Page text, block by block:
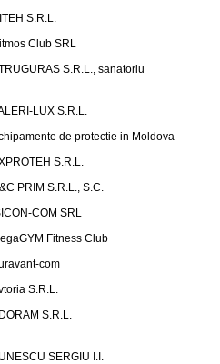
S.R.L.
Club SRL
S.R.L., sanatoriu
LUX S.R.L.
de protectie in Moldova
S.R.L.
PRIM S.R.L., S.C.
COM SRL
Fitness Club
com
S.R.L.
S.R.L.
SERGIU I.I.